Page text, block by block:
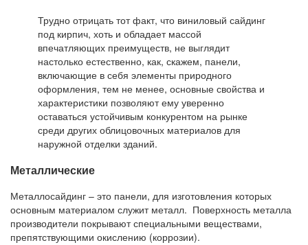
Трудно отрицать тот факт, что виниловый сайдинг
под кирпич, хоть и обладает массой
впечатляющих преимуществ, не выглядит
настолько естественно, как, скажем, панели,
включающие в себя элементы природного
оформления, тем не менее, основные свойства и
характеристики позволяют ему уверенно
оставаться устойчивым конкурентом на рынке
среди других облицовочных материалов для
наружной отделки зданий.
Металлические
Металлосайдинг – это панели, для изготовления которых
основным материалом служит металл. Поверхность металла
производители покрывают специальными веществами,
препятствующими окислению (коррозии).